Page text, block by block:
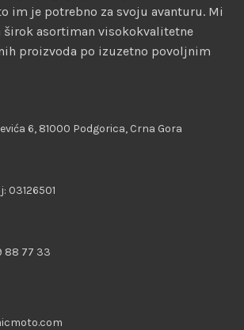
im je potrebno za svoju avanturu. Mi
širok asortiman visokokvalitetne
proizvoda po izuzetno povoljnim
6, 81000 Podgorica, Crna Gora
03126501
88 77 33